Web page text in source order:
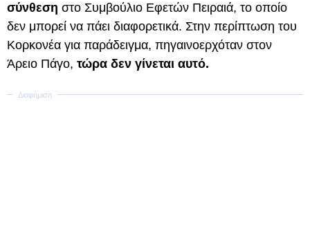
σύνθεση στο Συμβούλιο Εφετών Πειραιά, το οποίο
δεν μπορεί να πάει διαφορετικά. Στην περίπτωση του
Κορκονέα για παράδειγμα, πηγαινοερχόταν στον
Άρειο Πάγο, τώρα δεν γίνεται αυτό.